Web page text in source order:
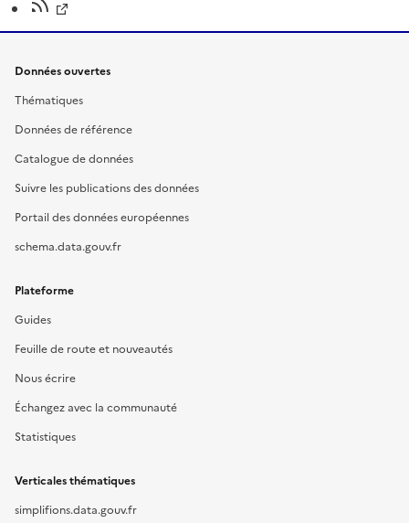
Données ouvertes
Thématiques
Données de référence
Catalogue de données
Suivre les publications des données
Portail des données européennes
schema.data.gouv.fr
Plateforme
Guides
Feuille de route et nouveautés
Nous écrire
Échangez avec la communauté
Statistiques
Verticales thématiques
simplifions.data.gouv.fr